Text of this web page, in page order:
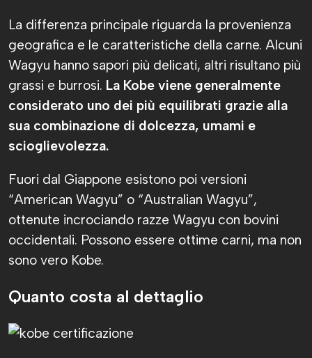
La differenza principale riguarda la provenienza
geografica e le caratteristiche della carne. Alcuni
Wagyu hanno sapori più delicati, altri risultano più
grassi e burrosi. La Kobe viene generalmente
considerato uno dei più equilibrati grazie alla
sua combinazione di dolcezza, umami e
scioglievolezza.
Fuori dal Giappone esistono poi versioni
“American Wagyu” o “Australian Wagyu”,
ottenute incrociando razze Wagyu con bovini
occidentali. Possono essere ottime carni, ma non
sono vero Kobe.
Quanto costa al dettaglio